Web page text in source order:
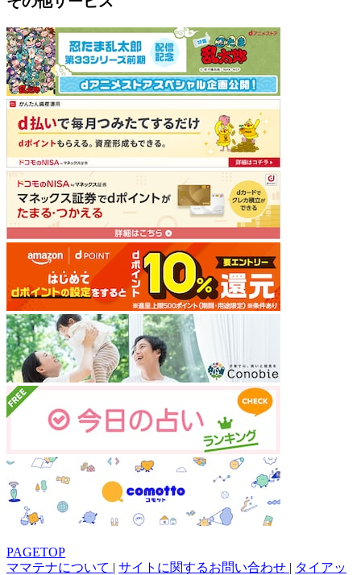
PAGETOP
ママテナについて | サイトに関するお問い合わせ | タイアッ